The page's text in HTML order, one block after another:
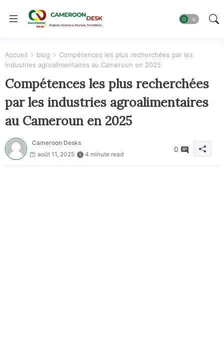
Accueil blog
Compétences les plus recherchées par les
industries agroalimentaires au Cameroun en 2025
Compétences les plus recherchées
par les industries agroalimentaires
au Cameroun en 2025
Cameroon Desks
août 11, 2025
4 minute read
0